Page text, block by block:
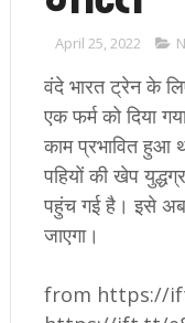
April 25, 2022
वंदे भारत ट्रेन के
एक फर्म को दिया
काम प्रभावित हुआ
पहियों की खेप
पहुंच गई है। इसे अब
जाएगा।
from https://